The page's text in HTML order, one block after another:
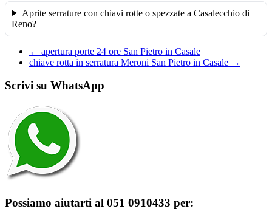
Aprite serrature con chiavi rotte o spezzate a Casalecchio di
Reno?
← apertura porte 24 ore San Pietro in Casale
chiave rotta in serratura Meroni San Pietro in Casale →
Scrivi su WhatsApp
Possiamo aiutarti al 051 0910433 per: